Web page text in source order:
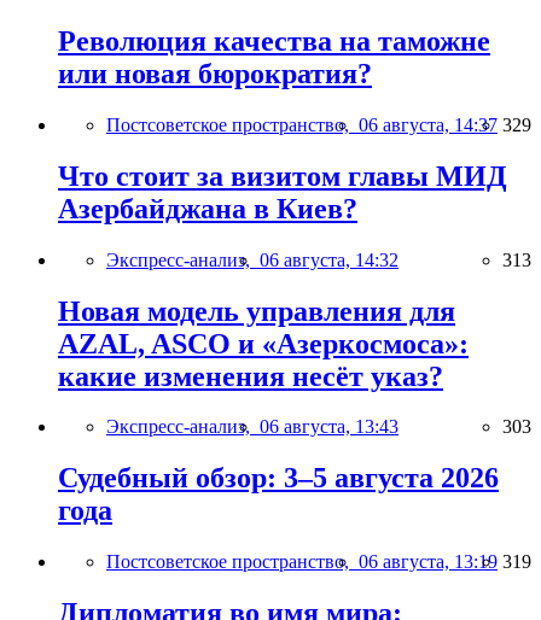
Революция качества на таможне
или новая бюрократия?
Постсоветское пространство, 06 августа, 14:37 329
Что стоит за визитом главы МИД
Азербайджана в Киев?
Экспресс-анализ, 06 августа, 14:32 313
Новая модель управления для
AZAL, ASCO и «Азеркосмоса»:
какие изменения несёт указ?
Экспресс-анализ, 06 августа, 13:43 303
Судебный обзор: 3–5 августа 2026
года
Постсоветское пространство, 06 августа, 13:19 319
Дипломатия во имя мира: